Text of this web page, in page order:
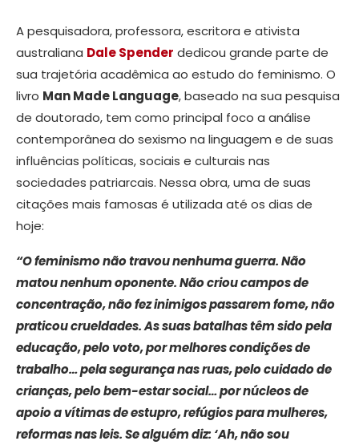
A pesquisadora, professora, escritora e ativista
australiana Dale Spender dedicou grande parte de
sua trajetória acadêmica ao estudo do feminismo. O
livro Man Made Language, baseado na sua pesquisa
de doutorado, tem como principal foco a análise
contemporânea do sexismo na linguagem e de suas
influências políticas, sociais e culturais nas
sociedades patriarcais. Nessa obra, uma de suas
citações mais famosas é utilizada até os dias de
hoje:
“O feminismo não travou nenhuma guerra. Não
matou nenhum oponente. Não criou campos de
concentração, não fez inimigos passarem fome, não
praticou crueldades. As suas batalhas têm sido pela
educação, pelo voto, por melhores condições de
trabalho… pela segurança nas ruas, pelo cuidado de
crianças, pelo bem-estar social… por núcleos de
apoio a vítimas de estupro, refúgios para mulheres,
reformas nas leis. Se alguém diz: ‘Ah, não sou